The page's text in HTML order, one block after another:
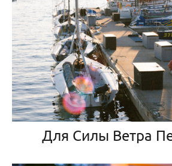
Для Силы Ветра